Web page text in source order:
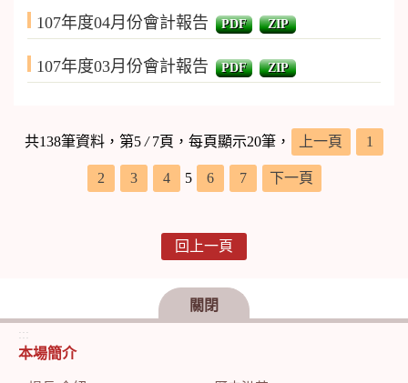
107年度04月份會計報告 PDF ZIP
107年度03月份會計報告 PDF ZIP
共138筆資料，第5/7頁，每頁顯示20筆， 上一頁 1
2 3 4 5 6 7 下一頁
回上一頁
關閉
:::
本場簡介